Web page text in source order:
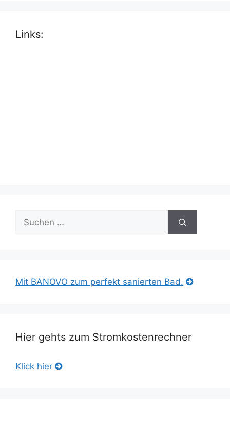
Links:
Suche
nach:
Mit BANOVO zum perfekt sanierten Bad.
Hier gehts zum Stromkostenrechner
Klick hier